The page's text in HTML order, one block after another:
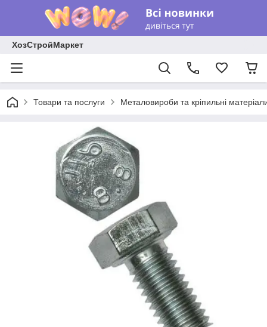
ХозСтройМаркет
Товари та послуги Металовироби та кріпильні